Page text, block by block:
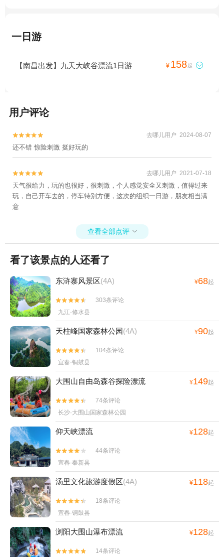
一日游
【南昌出发】九天大峡谷漂流1日游 ¥ 158起 
用户评论

 去哪儿用户 2024-08-07
还不错 惊险刺激 挺好玩的

 去哪儿用户 2021-07-18
天气很给力，玩的也很好，很刺激，个人感觉安全又刺激，值得过来
玩，自己开车去的，停车特别方便，这次的组织一日游，朋友相当满
意
查看全部点评 
看了该景点的人还看了
东浒寨风景区(4A) ¥68起


303条评论
九江·修水县
天柱峰国家森林公园(4A) ¥90起


104条评论
宜春·铜鼓县
大围山自由岛森谷探险漂流 ¥149起


74条评论
长沙·大围山国家森林公园
仰天峡漂流 ¥128起


44条评论
宜春·奉新县
汤里文化旅游度假区(4A) ¥118起


18条评论
宜春·铜鼓县
浏阳大围山瀑布漂流 ¥128起

 14条评论